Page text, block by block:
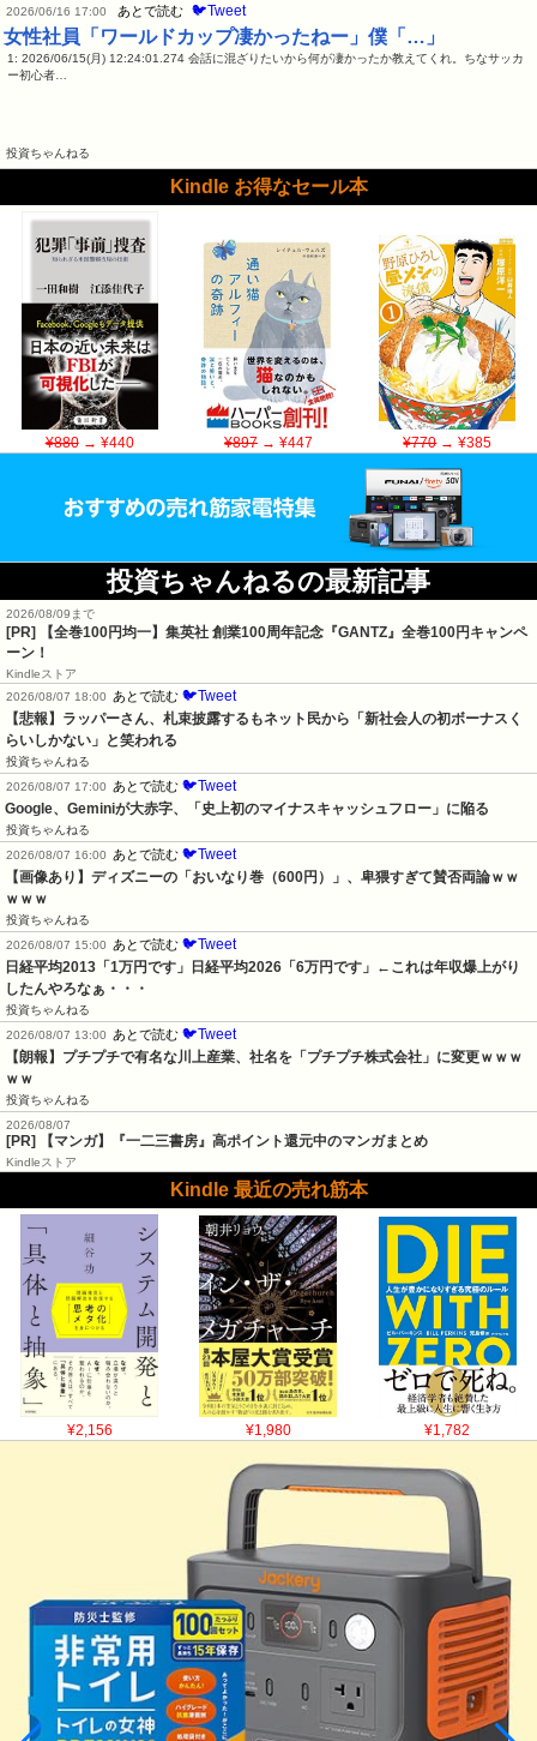
2026/06/16 17:00 あとで読む 🐦Tweet
女性社員「ワールドカップ凄かったねー」僕「…」
1: 2026/06/15(月) 12:24:01.274 会話に混ざりたいから何が凄かったか教えてくれ。ちなサッカ
ー初心者…
投資ちゃんねる
Kindle お得なセール本
¥880→ ¥440 ¥897→ ¥447 ¥770→ ¥385
投資ちゃんねるの最新記事
2026/08/09まで
[PR]
【全巻100円均一】集英社 創業100周年記念『GANTZ』全巻100円キャンペ
ーン！
Kindleストア
2026/08/07 18:00
あとで読む 🐦Tweet
【悲報】ラッパーさん、札束披露するもネット民から「新社会人の初ボーナスく
らいしかない」と笑われる
投資ちゃんねる
2026/08/07 17:00
あとで読む 🐦Tweet
Google、Geminiが大赤字、「史上初のマイナスキャッシュフロー」に陥る
投資ちゃんねる
2026/08/07 16:00
あとで読む 🐦Tweet
【画像あり】ディズニーの「おいなり巻（600円）」、卑猥すぎて賛否両論ｗｗ
ｗｗｗ
投資ちゃんねる
2026/08/07 15:00
あとで読む 🐦Tweet
日経平均2013「1万円です」日経平均2026「6万円です」←これは年収爆上がり
したんやろなぁ・・・
投資ちゃんねる
2026/08/07 13:00
あとで読む 🐦Tweet
【朗報】プチプチで有名な川上産業、社名を「プチプチ株式会社」に変更ｗｗｗ
ｗｗ
投資ちゃんねる
2026/08/07
[PR] 【マンガ】『一二三書房』高ポイント還元中のマンガまとめ
Kindleストア
Kindle 最近の売れ筋本
¥2,156 ¥1,980 ¥1,782